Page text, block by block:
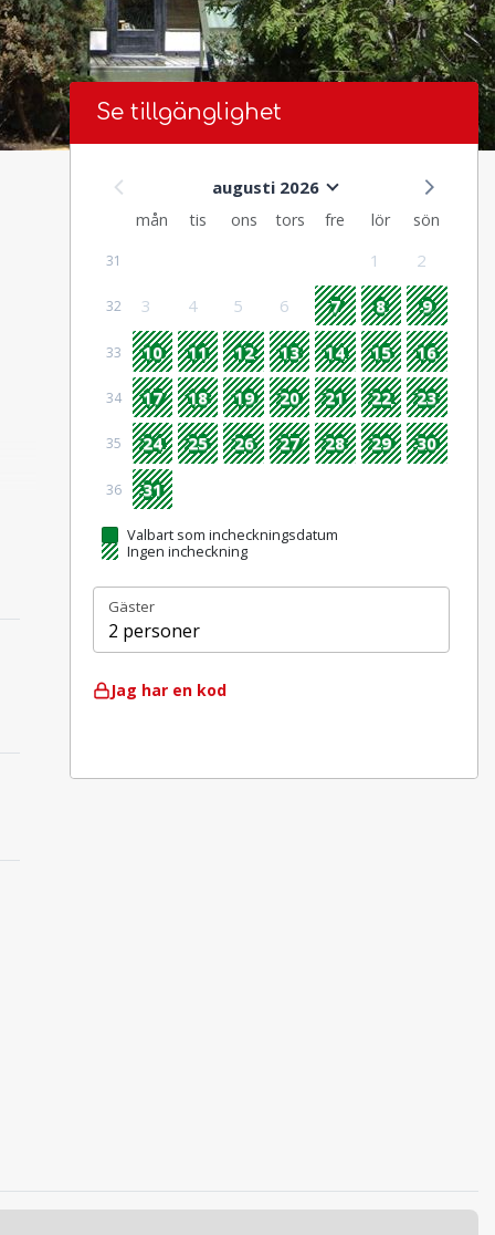
Se tillgänglighet
augusti 2026
mån tis ons tors fre lör sön
31 1 2
32 3 4 5 6 7 8 9
33 10 11 12 13 14 15 16
34 17 18 19 20 21 22 23
35 24 25 26 27 28 29 30
36 31
Valbart som incheckningsdatum
Ingen incheckning
Gäster
2 personer
Jag har en kod